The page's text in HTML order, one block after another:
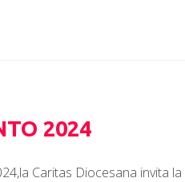
2024
Caritas Diocesana